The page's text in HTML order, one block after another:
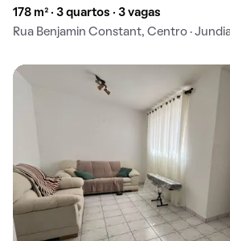
178 m² · 3 quartos · 3 vagas
Rua Benjamin Constant, Centro ·